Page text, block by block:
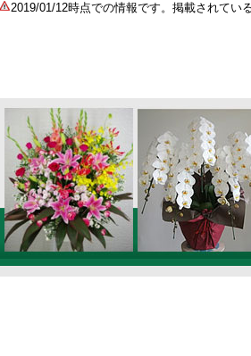
2019/01/12時点での情報です。掲載されてい